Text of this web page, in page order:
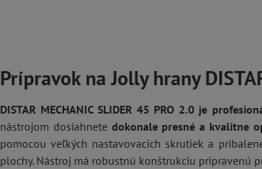
Prípravok na Jolly hrany
DISTAR MECHANIC SLIDER 45 PRO 2.0 je
nástrojom dosiahnete dokonale presné a kvalitne
pomocou veľkých nastavovacích skrutiek a
plochy. Nástroj má robustnú konštrukciu pripravenú